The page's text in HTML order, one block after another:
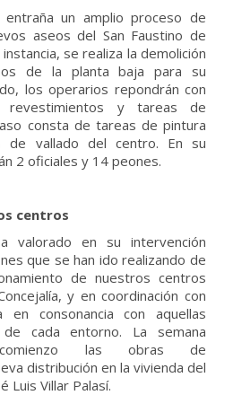
entraña un amplio proceso de
aseos del San Faustino de
se realiza la demolición
de la planta baja para su
los operarios repondrán con
revestimientos y tareas de
consta de tareas de pintura
de vallado del centro. En su
2 oficiales y 14 peones.
centros
valorado en su intervención
que se han ido realizando de
de nuestros centros
y en coordinación con
en consonancia con aquellas
cada entorno. La semana
las obras de
distribución en la vivienda del
Luis Villar Palasí.